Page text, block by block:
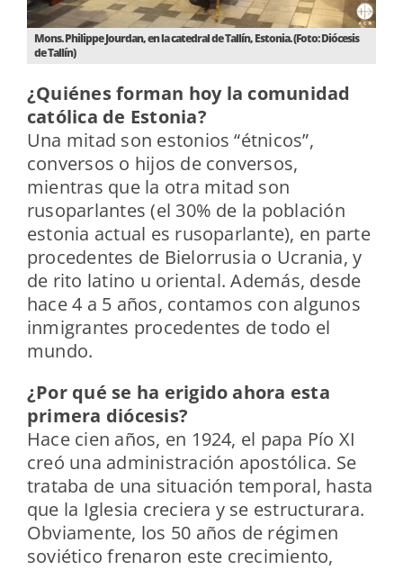
Mons. Philippe Jourdan, en la catedral de Tallín, Estonia. (Foto: Diócesis
de Tallín)
¿Quiénes forman hoy la comunidad
católica de Estonia?
Una mitad son estonios “étnicos”,
conversos o hijos de conversos,
mientras que la otra mitad son
rusoparlantes (el 30% de la población
estonia actual es rusoparlante), en parte
procedentes de Bielorrusia o Ucrania, y
de rito latino u oriental. Además, desde
hace 4 a 5 años, contamos con algunos
inmigrantes procedentes de todo el
mundo.
¿Por qué se ha erigido ahora esta
primera diócesis?
Hace cien años, en 1924, el papa Pío XI
creó una administración apostólica. Se
trataba de una situación temporal, hasta
que la Iglesia creciera y se estructurara.
Obviamente, los 50 años de régimen
soviético frenaron este crecimiento,